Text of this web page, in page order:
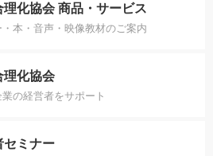
理化協会 商品・サービス
本・音声・映像教材のご案内
理化協会
の経営者をサポート
セミナー